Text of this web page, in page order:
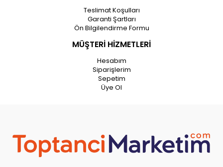
Teslimat Koşulları
Garanti Şartları
Ön Bilgilendirme Formu
MÜŞTERİ HİZMETLERİ
Hesabım
Siparişlerim
Sepetim
Üye Ol